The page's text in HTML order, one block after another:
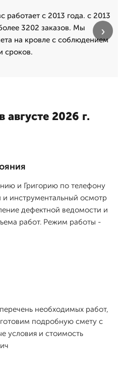
с 2013 года. с 2013
3202 заказов. Мы
на кровле с соблюдением
сроков.
›
2026 г.
и Григорию по телефону
и инструментальный осмотр
дефектной ведомости и
работ. Режим работы -
необходимых работ,
подробную смету с
условия и стоимость